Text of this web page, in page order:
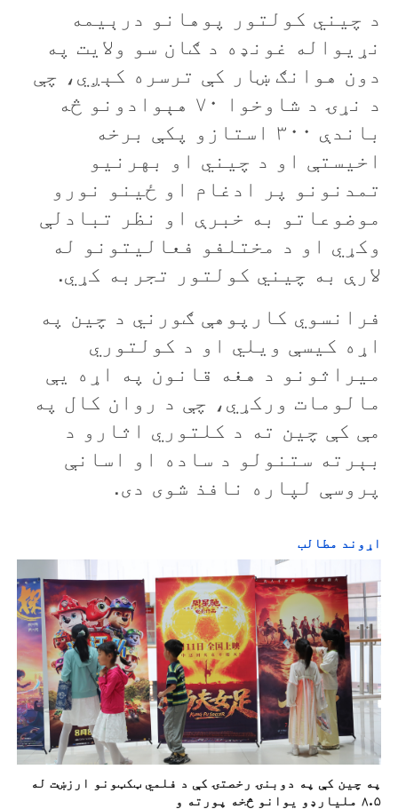
د چیني کولتور پوهانو درېيمه
نړیواله غونډه د ګان سو ولايت په
دون هوانګ ښار کې ترسره کېږي، چې
د نړۍ د شاوخوا ۷۰ هېوادونو څه
باندې ۳۰۰ استازو پکې برخه
اخيستې او د چیني او بهرنیو
تمدنونو پر ادغام او ځينو نورو
موضوعاتو به خبرې او نظر تبادلې
وکړي او د مختلفو فعالیتونو له
لارې به چیني کولتور تجربه کړي.
فرانسوي کارپوهې ګورني د چين په
اړه کيسې ويلي او د کولتوري
میراثونو د هغه قانون په اړه يې
مالومات ورکړي، چې د روان کال په
مې کې چين ته د کلتوري اثارو د
بېرته ستنولو د ساده او اسانې
پروسې لپاره نافذ شوی دی.
اړوند مطالب
په چين کې په دوبنۍ رخصتۍ کې د فلمي ټکټونو ارزښت له
۸.۵ مليارډو يوانو څخه پورته و